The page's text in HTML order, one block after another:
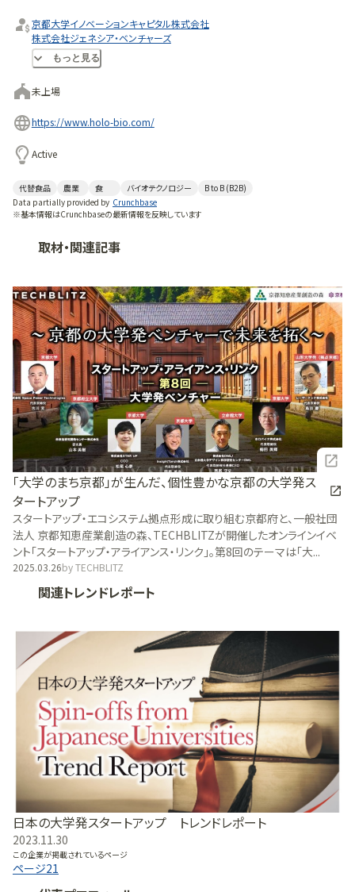
京都大学イノベーションキャピタル株式会社
株式会社ジェネシア・ベンチャーズ
中信ベンチャーキャピタル
もっと見る
未上場
https://www.holo-bio.com/
Active
代替食品 農業 食 バイオテクノロジー
B to B (B2B)
Data partially provided by Crunchbase
※基本情報はCrunchbaseの最新情報を反映しています
取材・関連記事
「大学のまち京都」が生んだ、個性豊かな京都の大学発ス
タートアップ
スタートアップ・エコシステム拠点形成に取り組む京都府と、一般社団
法人 京都知恵産業創造の森、TECHBLITZが開催したオンラインイベ
ント「スタートアップ・アライアンス・リンク」。第8回のテーマは「大...
2025.03.26byTECHBLITZ
関連トレンドレポート
日本の大学発スタートアップ トレンドレポート
2023.11.30
この企業が掲載されているページ
ページ21